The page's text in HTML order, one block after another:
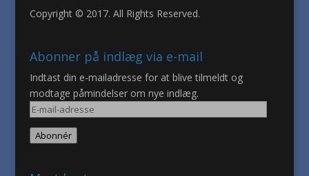
Copyright © 2017. All Rights Reserved.
Abonner på indlæg via e-mail
Indtast din e-mailadresse for at blive tilmeldt og
modtage påmindelser om nye indlæg.
E-
adresse
Abonnér